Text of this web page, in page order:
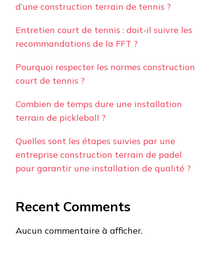
d’une construction terrain de tennis ?
Entretien court de tennis : doit-il suivre les
recommandations de la FFT ?
Pourquoi respecter les normes construction
court de tennis ?
Combien de temps dure une installation
terrain de pickleball ?
Quelles sont les étapes suivies par une
entreprise construction terrain de padel
pour garantir une installation de qualité ?
Recent Comments
Aucun commentaire à afficher.